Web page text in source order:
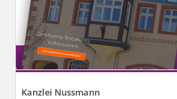
Kanzlei Nussmann